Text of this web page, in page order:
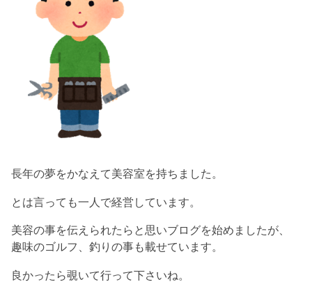
長年の夢をかなえて美容室を持ちました。
とは言っても一人で経営しています。
美容の事を伝えられたらと思いブログを始めましたが、
趣味のゴルフ、釣りの事も載せています。
良かったら覗いて行って下さいね。